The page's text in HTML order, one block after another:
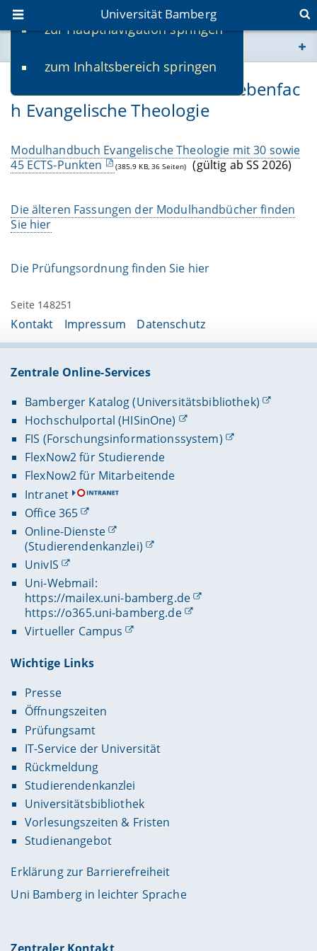
zur Hauptnavigation springen
zum Inhaltsbereich springen
Universität Bamberg
www.uni-bamberg.de
univis.uni-bamberg.de
fis.uni-bamberg.de
Modulhandbuch Bachelor Nebenfac
h Evangelische Theologie
Modulhandbuch Evangelische Theologie mit 30 sowie
45 ECTS-Punkten
(385.9 KB, 36 Seiten) (gültig ab SS 2026)
Die älteren Fassungen der Modulhandbücher finden
Sie hier
Die Prüfungsordnung finden Sie hier
Seite 148251
Kontakt Impressum Datenschutz
Zentrale Online-Services
Bamberger Katalog (Universitätsbibliothek)
Hochschulportal (HISinOne)
FIS (Forschungsinformationssystem)
FlexNow2 für Studierende
FlexNow2 für Mitarbeitende
Intranet
Office 365
Online-Dienste
(Studierendenkanzlei)
UnivIS
Uni-Webmail:
https://mailex.uni-bamberg.de
https://o365.uni-bamberg.de
Virtueller Campus
Wichtige Links
Presse
Öffnungszeiten
Prüfungsamt
IT-Service der Universität
Rückmeldung
Studierendenkanzlei
Universitätsbibliothek
Vorlesungszeiten & Fristen
Studienangebot
Erklärung zur Barrierefreiheit
Uni Bamberg in leichter Sprache